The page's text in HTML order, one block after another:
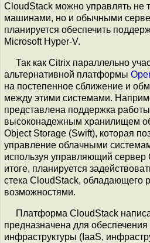
CloudStack можно управлять не
машинами, но и обычными
планируется обеспечить
Microsoft Hyper-V.
Так как Citrix параллельно
альтернативной платформы
на постепенное сближение и
между этими системами.
представлена поддержка
высоконадежным хранилищем
Object Storage (Swift), которая
управление облачными
используя управляющий сервер
итоге, планируется
стека CloudStack, обладающего
возможностями.
Платформа CloudStack
предназначена для
инфраструктуры (IaaS,